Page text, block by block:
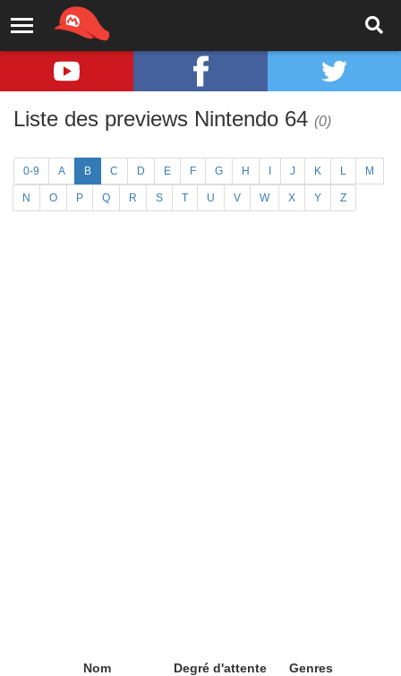
Liste des previews Nintendo 64 (0)
0-9 A B C D E F G H J K L M
N O P Q R S T U V W X Y Z
Nom Degré d'attente Genres